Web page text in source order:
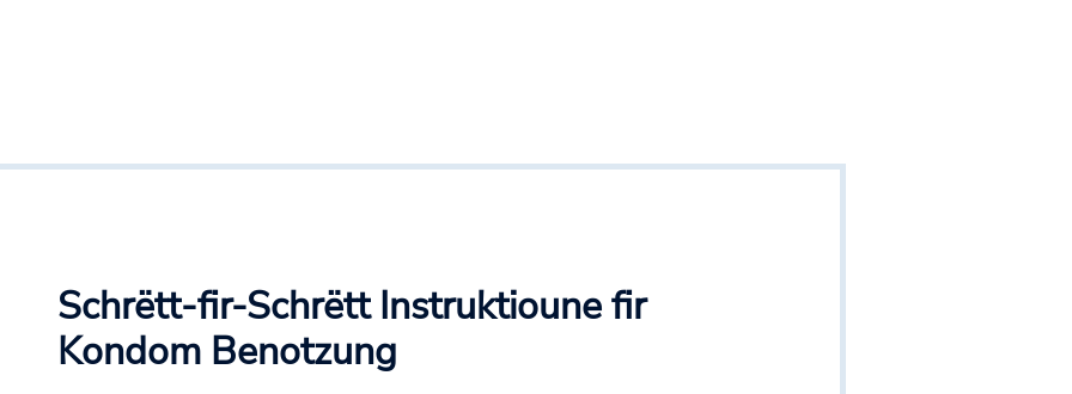
Schrëtt-fir-Schrëtt Instruktioune fir
Kondom Benotzung